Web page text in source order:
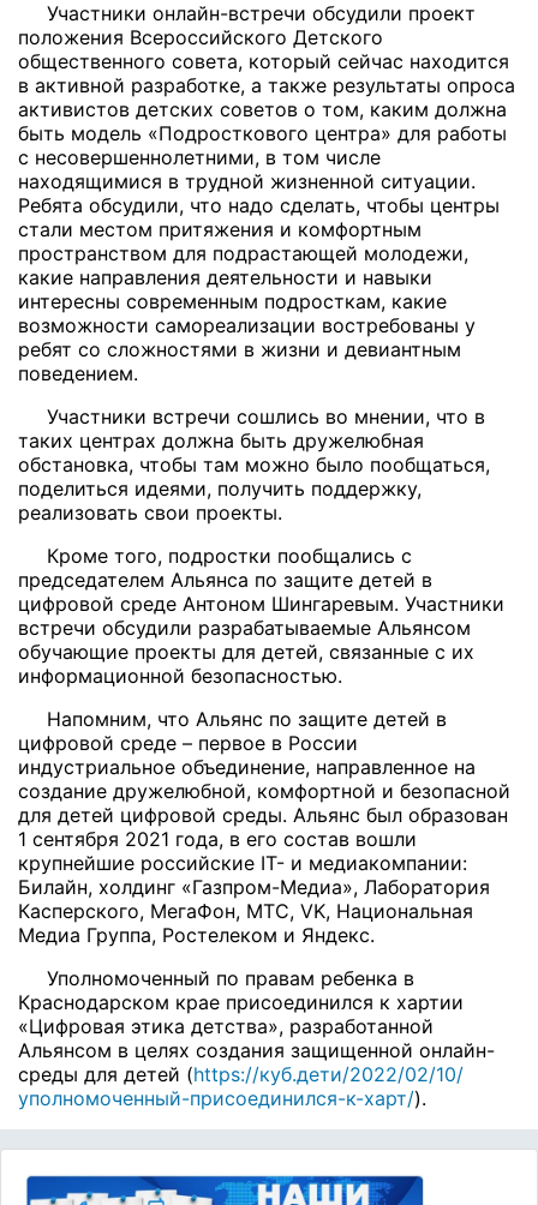
Участники онлайн-встречи обсудили проект
положения Всероссийского Детского
общественного совета, который сейчас находится
в активной разработке, а также результаты опроса
активистов детских советов о том, каким должна
быть модель «Подросткового центра» для работы
с несовершеннолетними, в том числе
находящимися в трудной жизненной ситуации.
Ребята обсудили, что надо сделать, чтобы центры
стали местом притяжения и комфортным
пространством для подрастающей молодежи,
какие направления деятельности и навыки
интересны современным подросткам, какие
возможности самореализации востребованы у
ребят со сложностями в жизни и девиантным
поведением.
Участники встречи сошлись во мнении, что в
таких центрах должна быть дружелюбная
обстановка, чтобы там можно было пообщаться,
поделиться идеями, получить поддержку,
реализовать свои проекты.
Кроме того, подростки пообщались с
председателем Альянса по защите детей в
цифровой среде Антоном Шингаревым. Участники
встречи обсудили разрабатываемые Альянсом
обучающие проекты для детей, связанные с их
информационной безопасностью.
Напомним, что Альянс по защите детей в
цифровой среде – первое в России
индустриальное объединение, направленное на
создание дружелюбной, комфортной и безопасной
для детей цифровой среды. Альянс был образован
1 сентября 2021 года, в его состав вошли
крупнейшие российские IT- и медиакомпании:
Билайн, холдинг «Газпром-Медиа», Лаборатория
Касперского, МегаФон, МТС, VK, Национальная
Медиа Группа, Ростелеком и Яндекс.
Уполномоченный по правам ребенка в
Краснодарском крае присоединился к хартии
«Цифровая этика детства», разработанной
Альянсом в целях создания защищенной онлайн-
среды для детей (https://куб.дети/2022/02/10/
уполномоченный-присоединился-к-харт/).